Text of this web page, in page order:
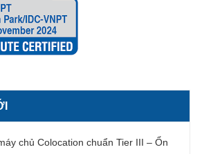
chủ Colocation chuẩn Tier III – Ổn